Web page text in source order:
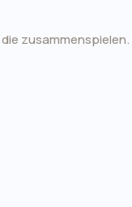
zusammenspielen.